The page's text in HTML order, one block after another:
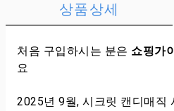
상품상세
처음 구입하시는 분은 쇼핑가
요
2025년 9월, 시크릿 캔디매직